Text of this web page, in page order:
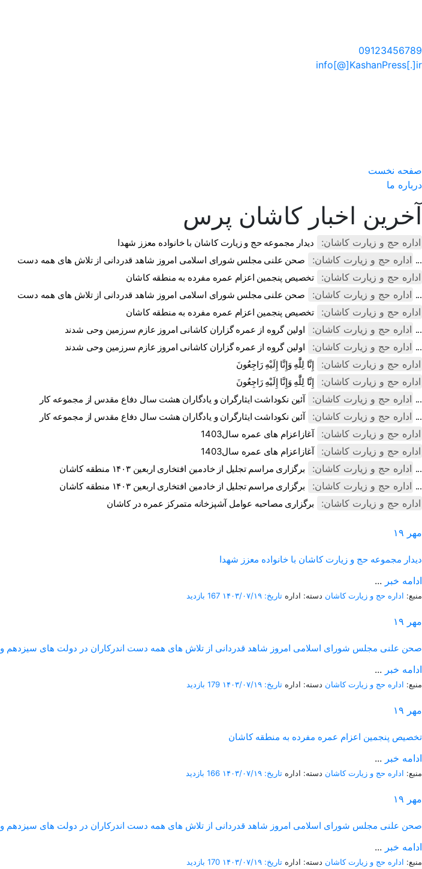
09123456789
info[@]KashanPress[.]ir
صفحه نخست
درباره ما
آخرین اخبار کاشان پرس
اداره حج و زیارت کاشان: دیدار مجموعه حج و زیارت کاشان با خانواده معزز شهدا
اداره حج و زیارت کاشان: صحن علنی مجلس شورای اسلامی امروز شاهد قدردانی از تلاش های همه دست ...
اداره حج و زیارت کاشان: تخصیص پنجمین اعزام عمره مفرده به منطقه کاشان
اداره حج و زیارت کاشان: صحن علنی مجلس شورای اسلامی امروز شاهد قدردانی از تلاش های همه دست ...
اداره حج و زیارت کاشان: تخصیص پنجمین اعزام عمره مفرده به منطقه کاشان
اداره حج و زیارت کاشان: اولین گروه از عمره گزاران کاشانی امروز عازم سرزمین وحی شدند ...
اداره حج و زیارت کاشان: اولین گروه از عمره گزاران کاشانی امروز عازم سرزمین وحی شدند ...
اداره حج و زیارت کاشان: إِنَّا لِلَّٰهِ وَإِنَّا إِلَيْهِ رَاجِعُونَ
اداره حج و زیارت کاشان: إِنَّا لِلَّٰهِ وَإِنَّا إِلَيْهِ رَاجِعُونَ
اداره حج و زیارت کاشان: آئین نکوداشت ایثارگران و یادگاران هشت سال دفاع مقدس از مجموعه کار ...
اداره حج و زیارت کاشان: آئین نکوداشت ایثارگران و یادگاران هشت سال دفاع مقدس از مجموعه کار ...
اداره حج و زیارت کاشان: آغازاعزام های عمره سال1403
اداره حج و زیارت کاشان: آغازاعزام های عمره سال1403
اداره حج و زیارت کاشان: برگزاری مراسم تجلیل از خادمین افتخاری اربعین ۱۴۰۳ منطقه کاشان ...
اداره حج و زیارت کاشان: برگزاری مراسم تجلیل از خادمین افتخاری اربعین ۱۴۰۳ منطقه کاشان ...
اداره حج و زیارت کاشان: برگزاری مصاحبه عوامل آشپزخانه متمرکز عمره در کاشان
۱۹ مهر
دیدار مجموعه حج و زیارت کاشان با خانواده معزز شهدا
... ادامه خبر
منبع: اداره حج و زیارت کاشان دسته: اداره تاریخ: ۱۴۰۳/۰۷/۱۹ 167 بازدید
۱۹ مهر
صحن علنی مجلس شورای اسلامی امروز شاهد قدردانی از تلاش های همه دست اندرکاران در دولت های سیزدهم و
... ادامه خبر
منبع: اداره حج و زیارت کاشان دسته: اداره تاریخ: ۱۴۰۳/۰۷/۱۹ 179 بازدید
۱۹ مهر
تخصیص پنجمین اعزام عمره مفرده به منطقه کاشان
... ادامه خبر
منبع: اداره حج و زیارت کاشان دسته: اداره تاریخ: ۱۴۰۳/۰۷/۱۹ 166 بازدید
۱۹ مهر
صحن علنی مجلس شورای اسلامی امروز شاهد قدردانی از تلاش های همه دست اندرکاران در دولت های سیزدهم و
... ادامه خبر
منبع: اداره حج و زیارت کاشان دسته: اداره تاریخ: ۱۴۰۳/۰۷/۱۹ 170 بازدید